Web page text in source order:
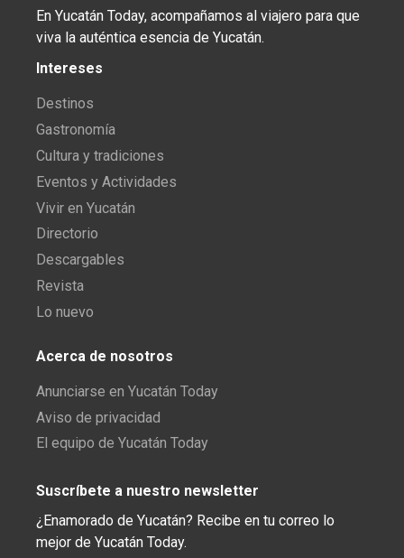
En Yucatán Today, acompañamos al viajero para que
viva la auténtica esencia de Yucatán.
Intereses
Destinos
Gastronomía
Cultura y tradiciones
Eventos y Actividades
Vivir en Yucatán
Directorio
Descargables
Revista
Lo nuevo
Acerca de nosotros
Anunciarse en Yucatán Today
Aviso de privacidad
El equipo de Yucatán Today
Suscríbete a nuestro newsletter
¿Enamorado de Yucatán? Recibe en tu correo lo
mejor de Yucatán Today.